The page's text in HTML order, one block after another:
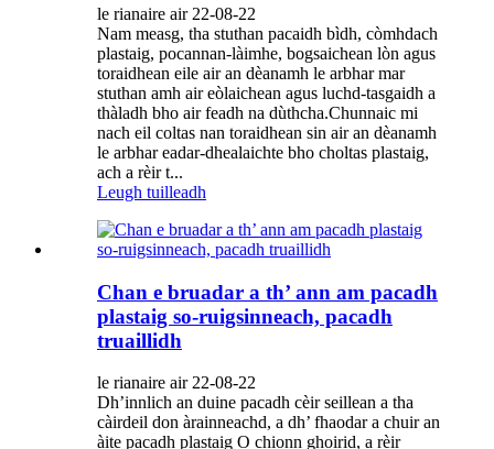
le rianaire air 22-08-22
Nam measg, tha stuthan pacaidh bìdh, còmhdach
plastaig, pocannan-làimhe, bogsaichean lòn agus
toraidhean eile air an dèanamh le arbhar mar
stuthan amh air eòlaichean agus luchd-tasgaidh a
thàladh bho air feadh na dùthcha.Chunnaic mi
nach eil coltas nan toraidhean sin air an dèanamh
le arbhar eadar-dhealaichte bho choltas plastaig,
ach a rèir t...
Leugh tuilleadh
Chan e bruadar a th’ ann am pacadh
plastaig so-ruigsinneach, pacadh
truaillidh
le rianaire air 22-08-22
Dh’innlich an duine pacadh cèir seillean a tha
càirdeil don àrainneachd, a dh’ fhaodar a chuir an
àite pacadh plastaig O chionn ghoirid, a rèir